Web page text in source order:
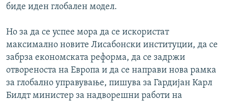
биде иден глобален модел.
Но за да се успее мора да се искористат
максимално новите Лисабонски институции, да се
забрза економската реформа, да се задржи
отвореноста на Европа и да се направи нова рамка
за глобално управување, пишува за Гардијан Карл
Билдт министер за надворешни работи на